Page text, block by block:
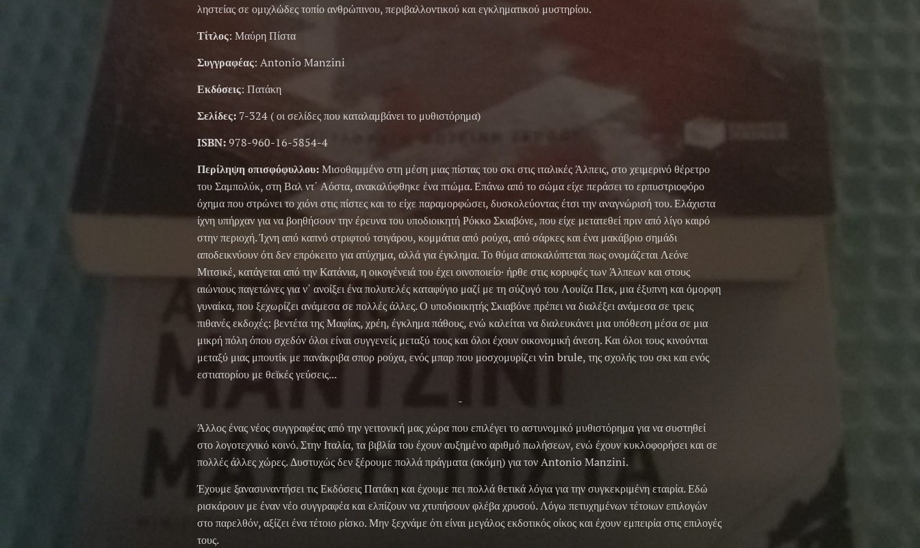
ληστείας σε ομιχλώδες τοπίο ανθρώπινου, περιβαλλοντικού και εγκληματικού μυστηρίου.
Τίτλος: Μαύρη Πίστα
Συγγραφέας: Antonio Manzini
Εκδόσεις: Πατάκη
Σελίδες:7-324 ( οι σελίδες που καταλαμβάνει το μυθιστόρημα)
ISBN:978-960-16-5854-4
Περίληψη οπισφόφυλλου:Μισοθαμμένο στη μέση μιας πίστας του σκι στις ιταλικές Άλπεις, στο χειμερινό θέρετρο
του Σαμπολύκ, στη Βαλ ντ΄ Αόστα, ανακαλύφθηκε ένα πτώμα. Επάνω από το σώμα είχε περάσει το ερπυστριοφόρο
όχημα που στρώνει το χιόνι στις πίστες και το είχε παραμορφώσει, δυσκολεύοντας έτσι την αναγνώρισή του. Ελάχιστα
ίχνη υπήρχαν για να βοηθήσουν την έρευνα του υποδιοικητή Ρόκκο Σκιαβόνε, που είχε μετατεθεί πριν από λίγο καιρό
στην περιοχή. Ίχνη από καπνό στριφτού τσιγάρου, κομμάτια από ρούχα, από σάρκες και ένα μακάβριο σημάδι
αποδεικνύουν ότι δεν επρόκειτο για ατύχημα, αλλά για έγκλημα. Το θύμα αποκαλύπτεται πως ονομάζεται Λεόνε
Μιτσικέ, κατάγεται από την Κατάνια, η οικογένειά του έχει οινοποιείο· ήρθε στις κορυφές των Άλπεων και στους
αιώνιους παγετώνες για ν΄ ανοίξει ένα πολυτελές καταφύγιο μαζί με τη σύζυγό του Λουίζα Πεκ, μια έξυπνη και όμορφη
γυναίκα, που ξεχωρίζει ανάμεσα σε πολλές άλλες. Ο υποδιοικητής Σκιαβόνε πρέπει να διαλέξει ανάμεσα σε τρεις
πιθανές εκδοχές: βεντέτα της Μαφίας, χρέη, έγκλημα πάθους, ενώ καλείται να διαλευκάνει μια υπόθεση μέσα σε μια
μικρή πόλη όπου σχεδόν όλοι είναι συγγενείς μεταξύ τους και όλοι έχουν οικονομική άνεση. Και όλοι τους κινούνται
μεταξύ μιας μπουτίκ με πανάκριβα σπορ ρούχα, ενός μπαρ που μοσχομυρίζει vin brule, της σχολής του σκι και ενός
εστιατορίου με θεϊκές γεύσεις...
-
Άλλος ένας νέος συγγραφέας από την γειτονική μας χώρα που επιλέγει το αστυνομικό μυθιστόρημα για να συστηθεί
στο λογοτεχνικό κοινό. Στην Ιταλία, τα βιβλία του έχουν αυξημένο αριθμό πωλήσεων, ενώ έχουν κυκλοφορήσει και σε
πολλές άλλες χώρες. Δυστυχώς δεν ξέρουμε πολλά πράγματα (ακόμη) για τον Antonio Manzini.
Έχουμε ξανασυναντήσει τις Εκδόσεις Πατάκη και έχουμε πει πολλά θετικά λόγια για την συγκεκριμένη εταιρία. Εδώ
ρισκάρουν με έναν νέο συγγραφέα και ελπίζουν να χτυπήσουν φλέβα χρυσού. Λόγω πετυχημένων τέτοιων επιλογών
στο παρελθόν, αξίζει ένα τέτοιο ρίσκο. Μην ξεχνάμε ότι είναι μεγάλος εκδοτικός οίκος και έχουν εμπειρία στις επιλογές
τους.